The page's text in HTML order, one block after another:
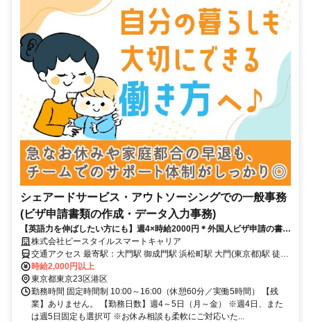
シェアードサービス・アウトソーシングでの一般事務
(ビザ申請書類の作成・データ入力事務)
【英語力を伸ばしたい方にも】週4×時給2000円＊外国人ビザ申請の書類
作成・データ入力＠大門駅徒歩2分
株式会社ビースタイルスマートキャリア
交通アクセス 最寄駅：大門駅 御成門駅 浜松町駅 大門(東京都)駅 徒歩
2分 / 御成門駅 徒歩4分 / 浜松町駅 徒歩6分
時給2,000円以上
東京都東京23区港区
勤務時間 固定時間制 10:00～16:00（休憩60分／実働5時間） 【残
業】ありません。 【勤務日数】週4～5日（月～金） ※週4日、また
は週5日固定も選択可 ※お休み相談も柔軟にご対応いた...